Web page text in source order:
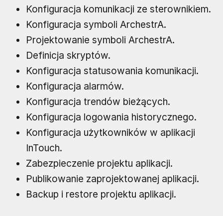
Konfiguracja komunikacji ze sterownikiem.
Konfiguracja symboli ArchestrA.
Projektowanie symboli ArchestrA.
Definicja skryptów.
Konfiguracja statusowania komunikacji.
Konfiguracja alarmów.
Konfiguracja trendów bieżących.
Konfiguracja logowania historycznego.
Konfiguracja użytkowników w aplikacji
InTouch.
Zabezpieczenie projektu aplikacji.
Publikowanie zaprojektowanej aplikacji.
Backup i restore projektu aplikacji.